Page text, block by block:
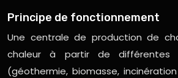
Principe de fonctionnement
Une centrale de production de
chaleur à partir de différentes
(géothermie, biomasse,